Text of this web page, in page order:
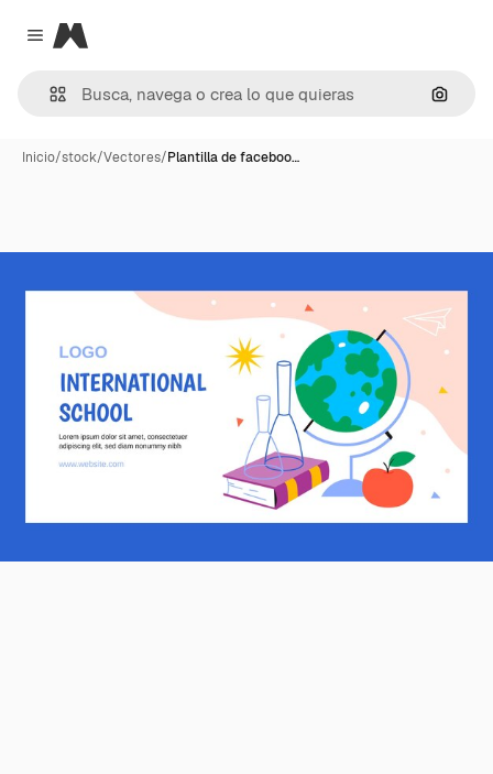
Close menu
Magnific
Inicio/stock/Vectores/Plantilla de faceboo…